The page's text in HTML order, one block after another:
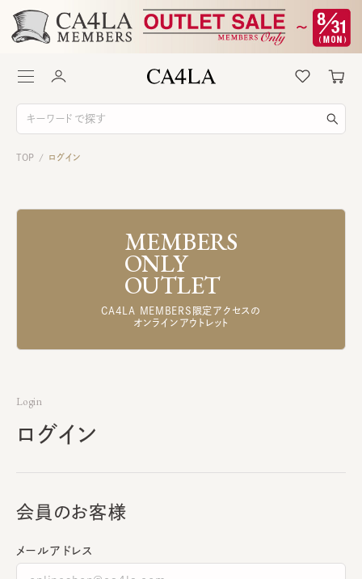
TOP / ログイン
MEMBERS
ONLY
OUTLET
CA4LA MEMBERS限定アクセスの
オンラインアウトレット
Login
ログイン
会員のお客様
メールアドレス